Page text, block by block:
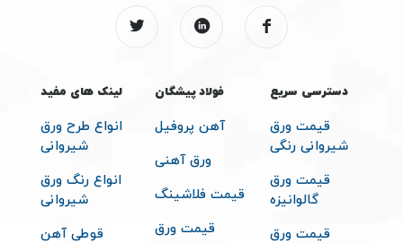
دسترسی سریع
قیمت ورق
شیروانی رنگی
قیمت ورق
گالوانیزه
قیمت ورق
فولاد پیشگان
آهن پروفیل
ورق آهنی
قیمت فلاشینگ
قیمت ورق
لینک های مفید
انواع طرح ورق
شیروانی
انواع رنگ ورق
شیروانی
قوطی آهن